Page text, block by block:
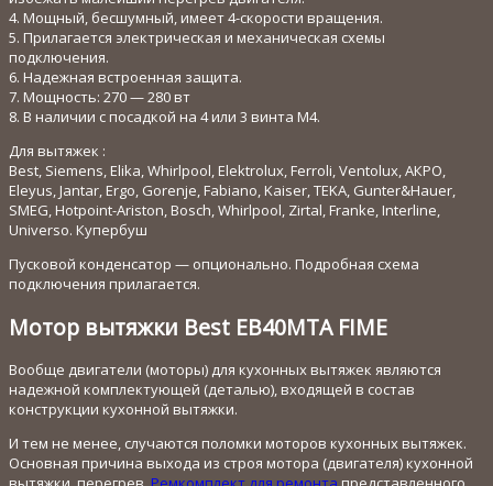
4. Мощный, бесшумный, имеет 4-скорости вращения.
5. Прилагается электрическая и механическая схемы
подключения.
6. Надежная встроенная защита.
7. Мощность: 270 — 280 вт
8. В наличии с посадкой на 4 или 3 винта М4.
Для вытяжек :
Best, Siemens, Elika, Whirlpool, Elektrolux, Ferroli, Ventolux, АКРО,
Eleyus, Jantar, Ergo, Gorenje, Fabiano, Kaiser, TEKA, Gunter&Hauer,
SMEG, Hotpoint-Ariston, Bosch, Whirlpool, Zirtal, Franke, Interline,
Universo. Купербуш
Пусковой конденсатор — опционально. Подробная схема
подключения прилагается.
Мотор вытяжки Best EB40MTA FIME
Вообще двигатели (моторы) для кухонных вытяжек являются
надежной комплектующей (деталью), входящей в состав
конструкции кухонной вытяжки.
И тем не менее, случаются поломки моторов кухонных вытяжек.
Основная причина выхода из строя мотора (двигателя) кухонной